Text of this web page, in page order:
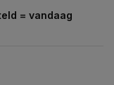
= vandaag